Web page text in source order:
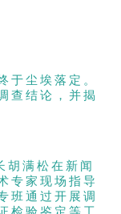
于尘埃落定。
查结论，并揭
胡满松在新闻
专家现场指导
班通过开展调